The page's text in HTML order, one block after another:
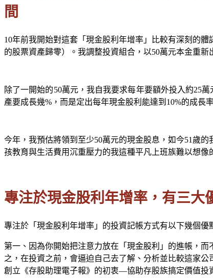
間
10年前我開始對這套「現金股利年增率」比較有深刻的
的股票資產歸零）。我調整投資組合，以50萬元本金重
除了一開始的50萬元，我自我要求每年要額外投入約25
產要成長幾%，而是定出每年現金股利能達到10%的成長
今年，我預估將領到至少50萬元的現金股息，如今51歲
孩教育與生活費用沉重壓力的我這種平凡上班族難以想像
專注於現金股利年增率，有三大
專注於「現金股利年增率」的投資記帳方式有以下幾個優
第一、因為你開始把注意力放在「現金股利」的進帳，
之，在投資之前，會逼迫自己去了解、分析並比較這家
創立《存股助理電子報》的初衷—協助存股族搞定價值投